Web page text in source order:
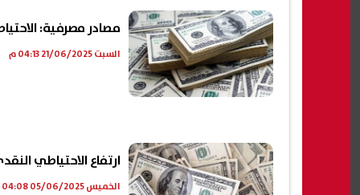
مصادر مصرفية:
السبت 21/06/2025 04:13 م
ارتفاع الاحتياطي النقدي لمصر
الخميس 05/06/2025 04:08 م